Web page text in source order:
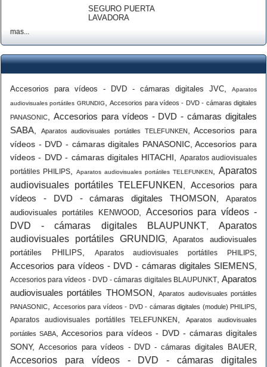
SEGURO PUERTA
LAVADORA
mas...
Accesorios para vídeos - DVD - cámaras digitales JVC Aparatos
audiovisuales portátiles GRUNDIG ,Accesorios para vídeos - DVD - cámaras digitales
PANASONIC
Accesorios para vídeos - DVD - cámaras digitales
SABA
Aparatos audiovisuales portátiles TELEFUNKEN ,Accesorios para
vídeos - DVD - cámaras digitales PANASONIC,Accesorios para
vídeos - DVD - cámaras digitales HITACHI
Aparatos audiovisuales
portátiles PHILIPS
Aparatos audiovisuales portátiles TELEFUNKEN
Aparatos
audiovisuales portátiles TELEFUNKEN
Accesorios para
vídeos - DVD - cámaras digitales THOMSON ,Aparatos
audiovisuales portátiles KENWOOD, Accesorios para vídeos -
DVD - cámaras digitales BLAUPUNKT,Aparatos
audiovisuales portátiles GRUNDIG,Aparatos audiovisuales
portátiles PHILIPS
Aparatos audiovisuales portátiles PHILIPS
Accesorios para vídeos - DVD - cámaras digitales SIEMENS
Accesorios para vídeos - DVD - cámaras digitales BLAUPUNKT,Aparatos
audiovisuales portátiles THOMSON ,Aparatos audiovisuales portátiles
PANASONIC
Accesorios para vídeos - DVD - cámaras digitales (module) PHILIPS
Aparatos audiovisuales portátiles TELEFUNKEN ,Aparatos audiovisuales
portátiles SABA
Accesorios para vídeos - DVD - cámaras digitales
SONY, Accesorios para vídeos - DVD - cámaras digitales BAUER
Accesorios para vídeos - DVD - cámaras digitales